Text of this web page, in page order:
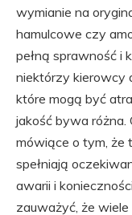
wymianie na
hamulcowe czy
pełną sprawność i
niektórzy kierowcy
które mogą być
jakość bywa różna.
mówiące o tym, że
spełniają
awarii i
zauważyć, że